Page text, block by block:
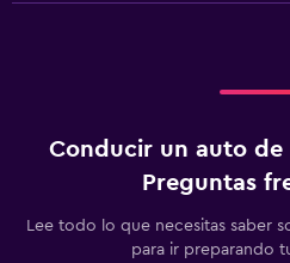
Conducir un auto de
Preguntas
Lee todo lo que necesitas saber
para ir preparando